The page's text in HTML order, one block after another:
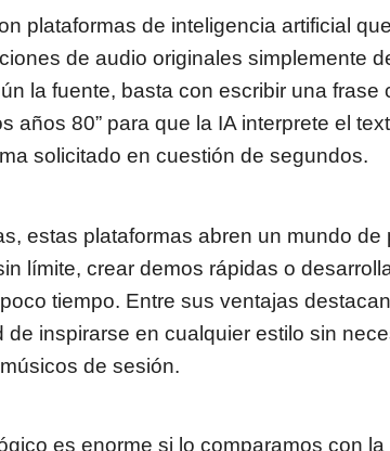
plataformas de inteligencia artificial
de audio originales simplemente
la fuente, basta con escribir una frase
años 80” para que la IA interprete el
solicitado en cuestión de segundos.
estas plataformas abren un mundo
límite, crear demos rápidas o
tiempo. Entre sus ventajas
de inspirarse en cualquier estilo sin
de sesión.
es enorme si lo comparamos con